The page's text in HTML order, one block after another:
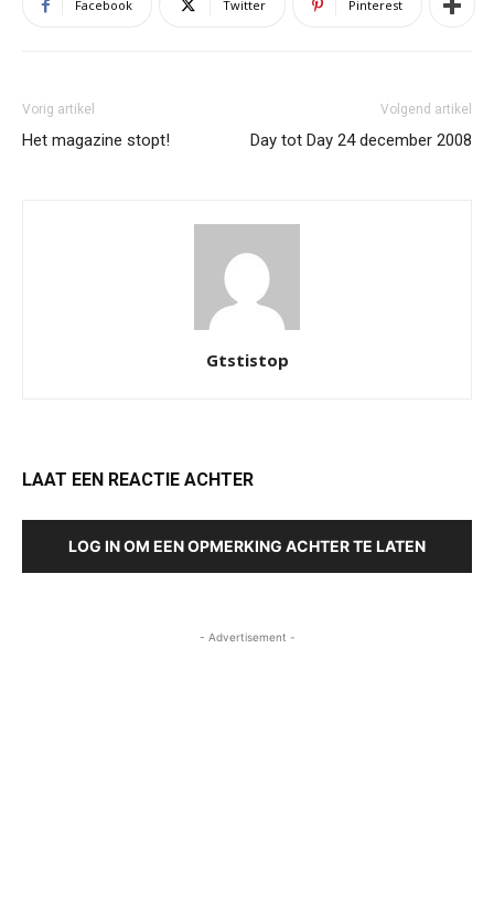
Facebook Twitter Pinterest
Vorig artikel
Het magazine stopt!
Volgend artikel
Day tot Day 24 december 2008
Gtstistop
LAAT EEN REACTIE ACHTER
LOG IN OM EEN OPMERKING ACHTER TE LATEN
- Advertisement -